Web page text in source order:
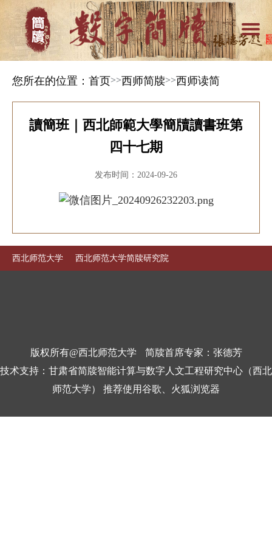
您所在的位置： 首页>>西师简牍>>西师读简
讀簡班｜西北師範大學簡牘讀書班第
四十七期
发布时间：2024-09-26
西北师范大学 西北师范大学简牍研究院
版权所有@西北师范大学
简牍首席专家：张德芳
技术支持：甘肃省简牍智能计算与数字人文工程研究中心（西北
师范大学） 推荐使用谷歌、火狐浏览器